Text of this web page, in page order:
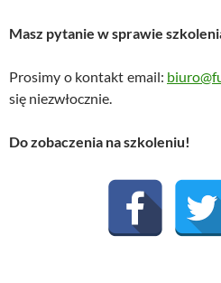
Masz pytanie w sprawie
Prosimy o kontakt email:
się niezwłocznie.
Do zobaczenia na szkoleniu!